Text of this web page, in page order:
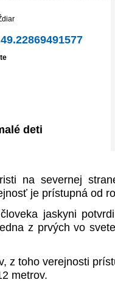
deti
na severnej
je prístupná od
jaskyni
z prvých vo
z toho verejnosti
metrov.